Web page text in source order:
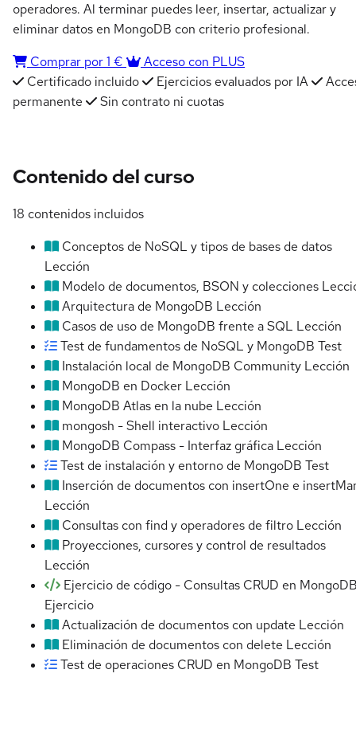
operadores. Al terminar puedes leer, insertar, actualizar y
eliminar datos en MongoDB con criterio profesional.
Comprar por 1 €
Acceso con PLUS
Certificado incluido
Ejercicios evaluados por IA
permanente
Sin contrato ni cuotas
Contenido del curso
18 contenidos incluidos
Conceptos de NoSQL y tipos de bases de datos
Lección
Modelo de documentos, BSON y colecciones
Arquitectura de MongoDB Lección
Casos de uso de MongoDB frente a SQL Lección
Test de fundamentos de NoSQL y MongoDB Test
Instalación local de MongoDB Community Lección
MongoDB en Docker Lección
MongoDB Atlas en la nube Lección
mongosh - Shell interactivo Lección
MongoDB Compass - Interfaz gráfica Lección
Test de instalación y entorno de MongoDB Test
Inserción de documentos con insertOne e
Lección
Consultas con find y operadores de filtro Lección
Proyecciones, cursores y control de resultados
Lección
Ejercicio de código - Consultas CRUD en
Ejercicio
Actualización de documentos con update Lección
Eliminación de documentos con delete Lección
Test de operaciones CRUD en MongoDB Test